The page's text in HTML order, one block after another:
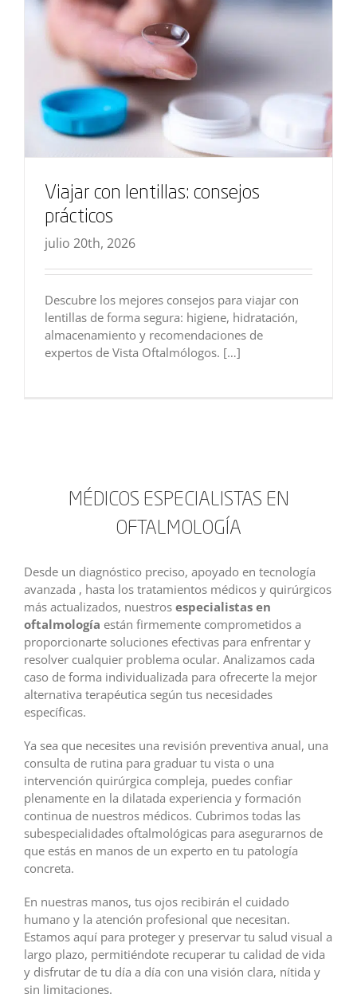
Viajar con lentillas: consejos
prácticos
julio 20th, 2026
Descubre los mejores consejos para viajar con
lentillas de forma segura: higiene, hidratación,
almacenamiento y recomendaciones de
expertos de Vista Oftalmólogos. […]
MÉDICOS ESPECIALISTAS EN
OFTALMOLOGÍA
Desde un diagnóstico preciso, apoyado en tecnología
avanzada , hasta los tratamientos médicos y quirúrgicos
más actualizados, nuestrosespecialistas en
oftalmología están firmemente comprometidos a
proporcionarte soluciones efectivas para enfrentar y
resolver cualquier problema ocular. Analizamos cada
caso de forma individualizada para ofrecerte la mejor
alternativa terapéutica según tus necesidades
específicas.
Ya sea que necesites una revisión preventiva anual, una
consulta de rutina para graduar tu vista o una
intervención quirúrgica compleja, puedes confiar
plenamente en la dilatada experiencia y formación
continua de nuestros médicos. Cubrimos todas las
subespecialidades oftalmológicas para asegurarnos de
que estás en manos de un experto en tu patología
concreta.
En nuestras manos, tus ojos recibirán el cuidado
humano y la atención profesional que necesitan.
Estamos aquí para proteger y preservar tu salud visual a
largo plazo, permitiéndote recuperar tu calidad de vida
y disfrutar de tu día a día con una visión clara, nítida y
sin limitaciones.